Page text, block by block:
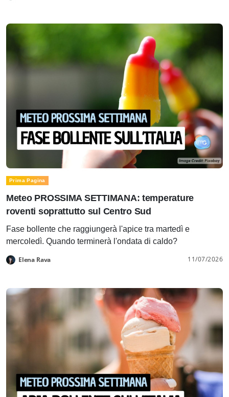
Prima Pagina
Meteo PROSSIMA SETTIMANA: temperature
roventi soprattutto sul Centro Sud
Fase bollente che raggiungerà l'apice tra martedì e
mercoledì. Quando terminerà l'ondata di caldo?
Elena Rava 11/07/2026